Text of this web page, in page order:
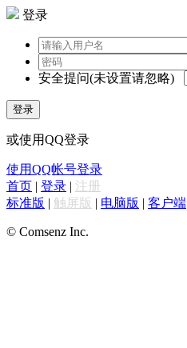
登录
安全提问(未设置请忽略)
登录
或使用QQ登录
使用QQ帐号登录
首页 | 登录 | 注册
标准版 | 触屏版 | 电脑版 | 客户端
© Comsenz Inc.